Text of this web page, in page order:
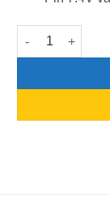
TEC-9 Laser số